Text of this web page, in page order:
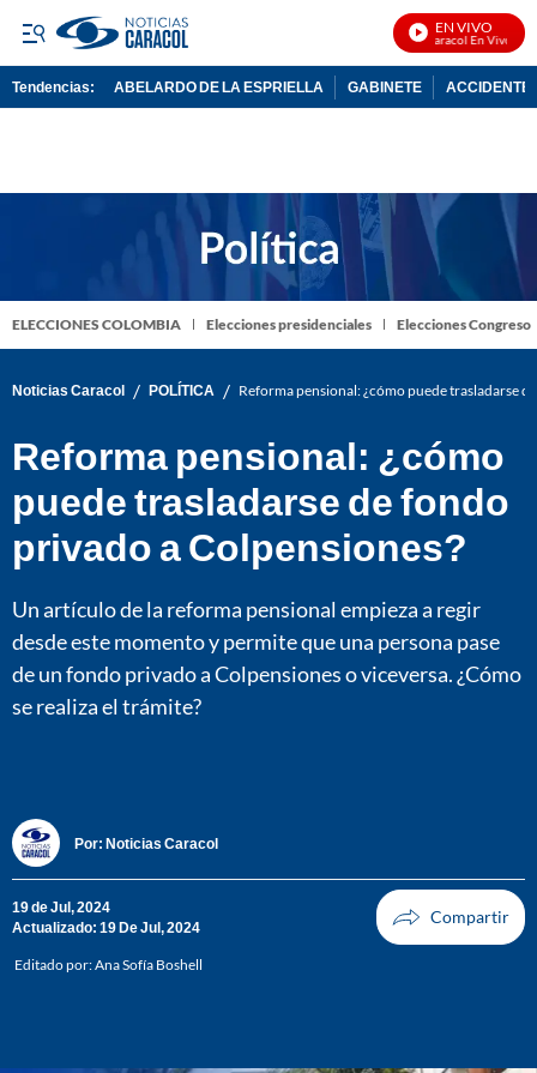
EN VIVO
Noticias Caracol En Vivo
Tendencias: ABELARDO DE LA ESPRIELLA GABINETE ACCIDENTE
ELECCIONES COLOMBIA Elecciones presidenciales Elecciones Congreso
Noticias Caracol / POLÍTICA / Reforma pensional: ¿cómo puede trasladarse
Reforma pensional: ¿cómo
puede trasladarse de fondo
privado a Colpensiones?
Un artículo de la reforma pensional empieza a regir
desde este momento y permite que una persona pase
de un fondo privado a Colpensiones o viceversa. ¿Cómo
se realiza el trámite?
Por: Noticias Caracol
19 de Jul, 2024
Actualizado: 19 De Jul, 2024
Editado por:Ana Sofía Boshell